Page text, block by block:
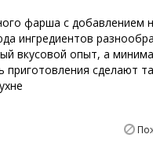
фарша с добавлением
ингредиентов
вкусовой опыт, а
приготовления сделают